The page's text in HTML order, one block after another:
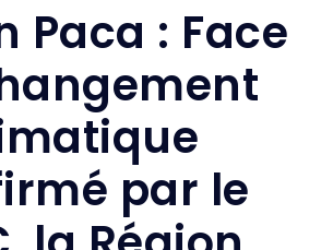
Paca : Face
par le